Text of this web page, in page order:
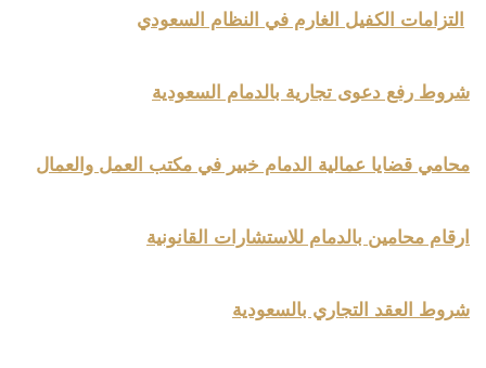
التزامات الكفيل الغارم في النظام السعودي
شروط رفع دعوى تجارية بالدمام السعودية
محامي قضايا عمالية الدمام خبير في مكتب العمل والعمال
ارقام محامين بالدمام للاستشارات القانونية
شروط العقد التجاري بالسعودية